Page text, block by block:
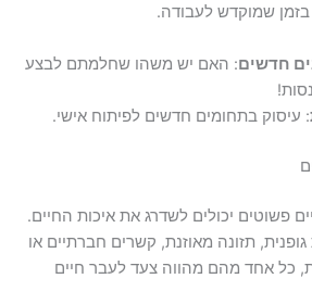
שמוקדש לעבודה.
חדשים: האם יש משהו שחלמתם לבצע
: עיסוק בתחומים חדשים לפיתוח אישי.
פשוטים יכולים לשדרג את איכות החיים.
תזונה מאוזנת, קשרים חברתיים או
כל אחד מהם מהווה צעד לעבר חיים